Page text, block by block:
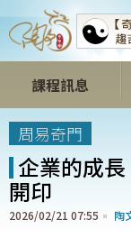
課程訊息
開心開運區
周易奇門
企業的成
開印
2026/02/21 07:55 陶